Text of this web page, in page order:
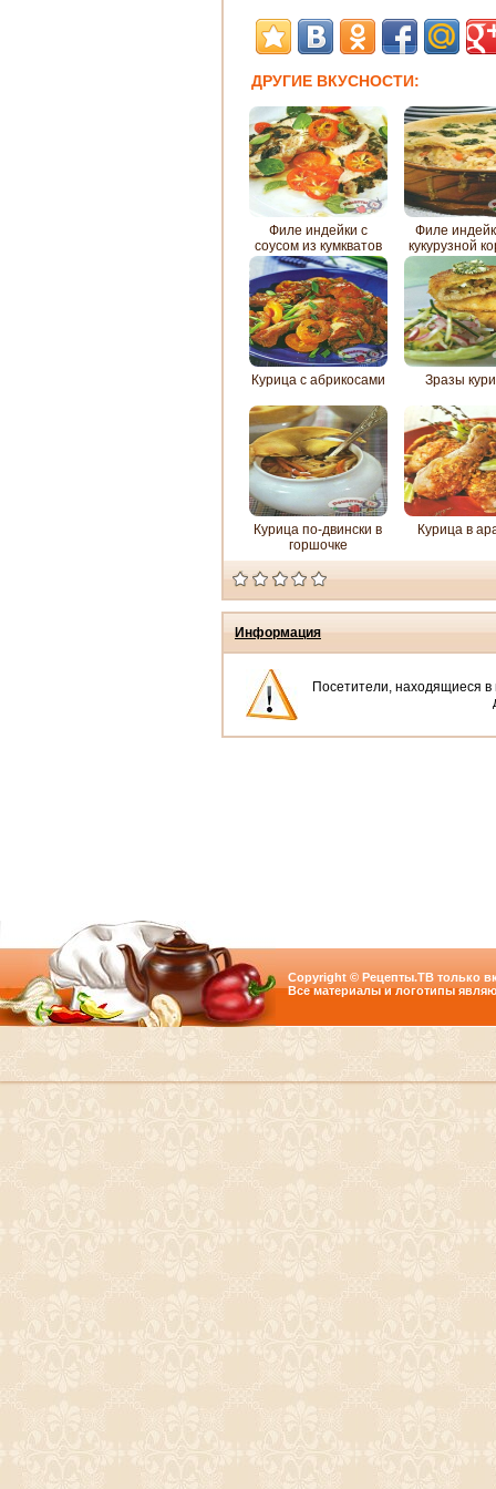
ДРУГИЕ ВКУСНОСТИ:
Филе индейки с
соусом из кумкватов
Филе
кукурузной
Курица с абрикосами Зразы
Курица по-двински в
горшочке
Курица в
Информация
Посетители, находящиеся в
Copyright © Рецепты.ТВ только
Все материалы и логотипы